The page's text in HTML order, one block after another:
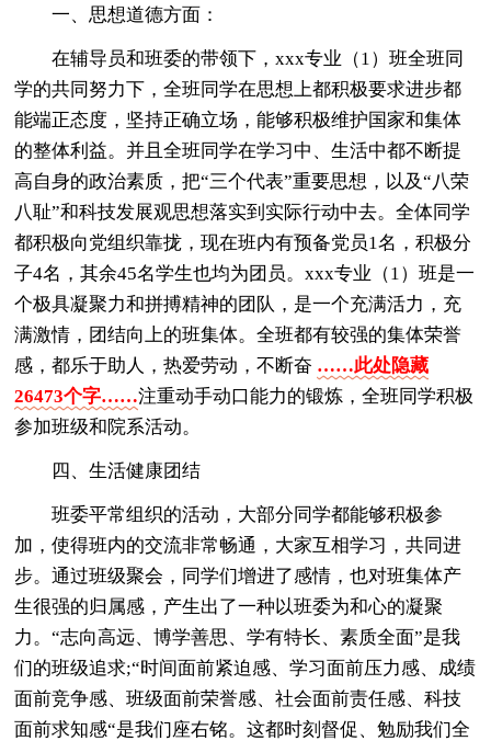
一、思想道德方面：
在辅导员和班委的带领下，xxx专业（1）班全班同
学的共同努力下，全班同学在思想上都积极要求进步都
能端正态度，坚持正确立场，能够积极维护国家和集体
的整体利益。并且全班同学在学习中、生活中都不断提
高自身的政治素质，把“三个代表”重要思想，以及“八荣
八耻”和科技发展观思想落实到实际行动中去。全体同学
都积极向党组织靠拢，现在班内有预备党员1名，积极分
子4名，其余45名学生也均为团员。xxx专业（1）班是一
个极具凝聚力和拼搏精神的团队，是一个充满活力，充
满激情，团结向上的班集体。全班都有较强的集体荣誉
感，都乐于助人，热爱劳动，不断奋 ……此处隐藏
26473个字……注重动手动口能力的锻炼，全班同学积极
参加班级和院系活动。
四、生活健康团结
班委平常组织的活动，大部分同学都能够积极参
加，使得班内的交流非常畅通，大家互相学习，共同进
步。通过班级聚会，同学们增进了感情，也对班集体产
生很强的归属感，产生出了一种以班委为和心的凝聚
力。“志向高远、博学善思、学有特长、素质全面”是我
们的班级追求;“时间面前紧迫感、学习面前压力感、成绩
面前竞争感、班级面前荣誉感、社会面前责任感、科技
面前求知感“是我们座右铭。这都时刻督促、勉励我们全